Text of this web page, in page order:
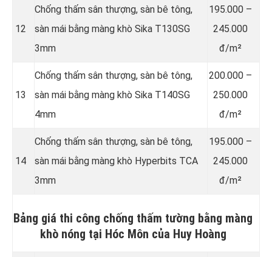
12
Chống thấm sân thượng, sàn bê tông,
sàn mái bằng màng khò Sika T130SG
3mm
195.000 –
245.000
đ/m²
13
Chống thấm sân thượng, sàn bê tông,
sàn mái bằng màng khò Sika T140SG
4mm
200.000 –
250.000
đ/m²
14
Chống thấm sân thượng, sàn bê tông,
sàn mái bằng màng khò Hyperbits TCA
3mm
195.000 –
245.000
đ/m²
Bảng giá thi công chống thấm tường bằng màng
khò nóng tại Hóc Môn của Huy Hoàng